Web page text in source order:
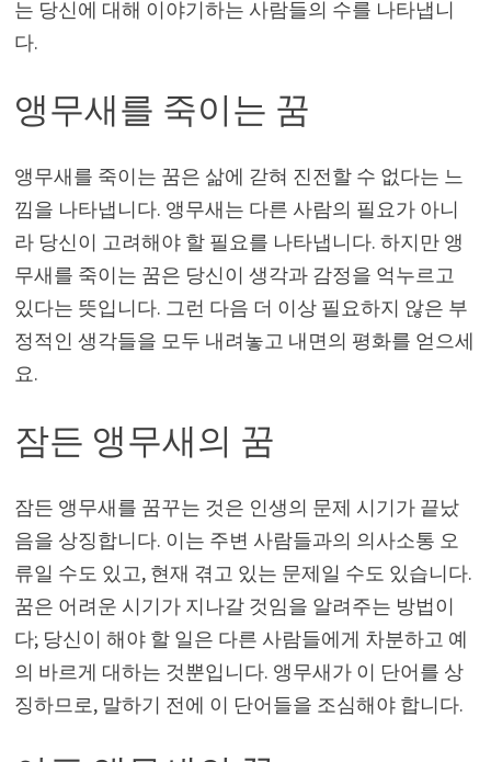
는 당신에 대해 이야기하는 사람들의 수를 나타냅니
다.
앵무새를 죽이는 꿈
앵무새를 죽이는 꿈은 삶에 갇혀 진전할 수 없다는 느
낌을 나타냅니다. 앵무새는 다른 사람의 필요가 아니
라 당신이 고려해야 할 필요를 나타냅니다. 하지만 앵
무새를 죽이는 꿈은 당신이 생각과 감정을 억누르고
있다는 뜻입니다. 그런 다음 더 이상 필요하지 않은 부
정적인 생각들을 모두 내려놓고 내면의 평화를 얻으세
요.
잠든 앵무새의 꿈
잠든 앵무새를 꿈꾸는 것은 인생의 문제 시기가 끝났
음을 상징합니다. 이는 주변 사람들과의 의사소통 오
류일 수도 있고, 현재 겪고 있는 문제일 수도 있습니다.
꿈은 어려운 시기가 지나갈 것임을 알려주는 방법이
다; 당신이 해야 할 일은 다른 사람들에게 차분하고 예
의 바르게 대하는 것뿐입니다. 앵무새가 이 단어를 상
징하므로, 말하기 전에 이 단어들을 조심해야 합니다.